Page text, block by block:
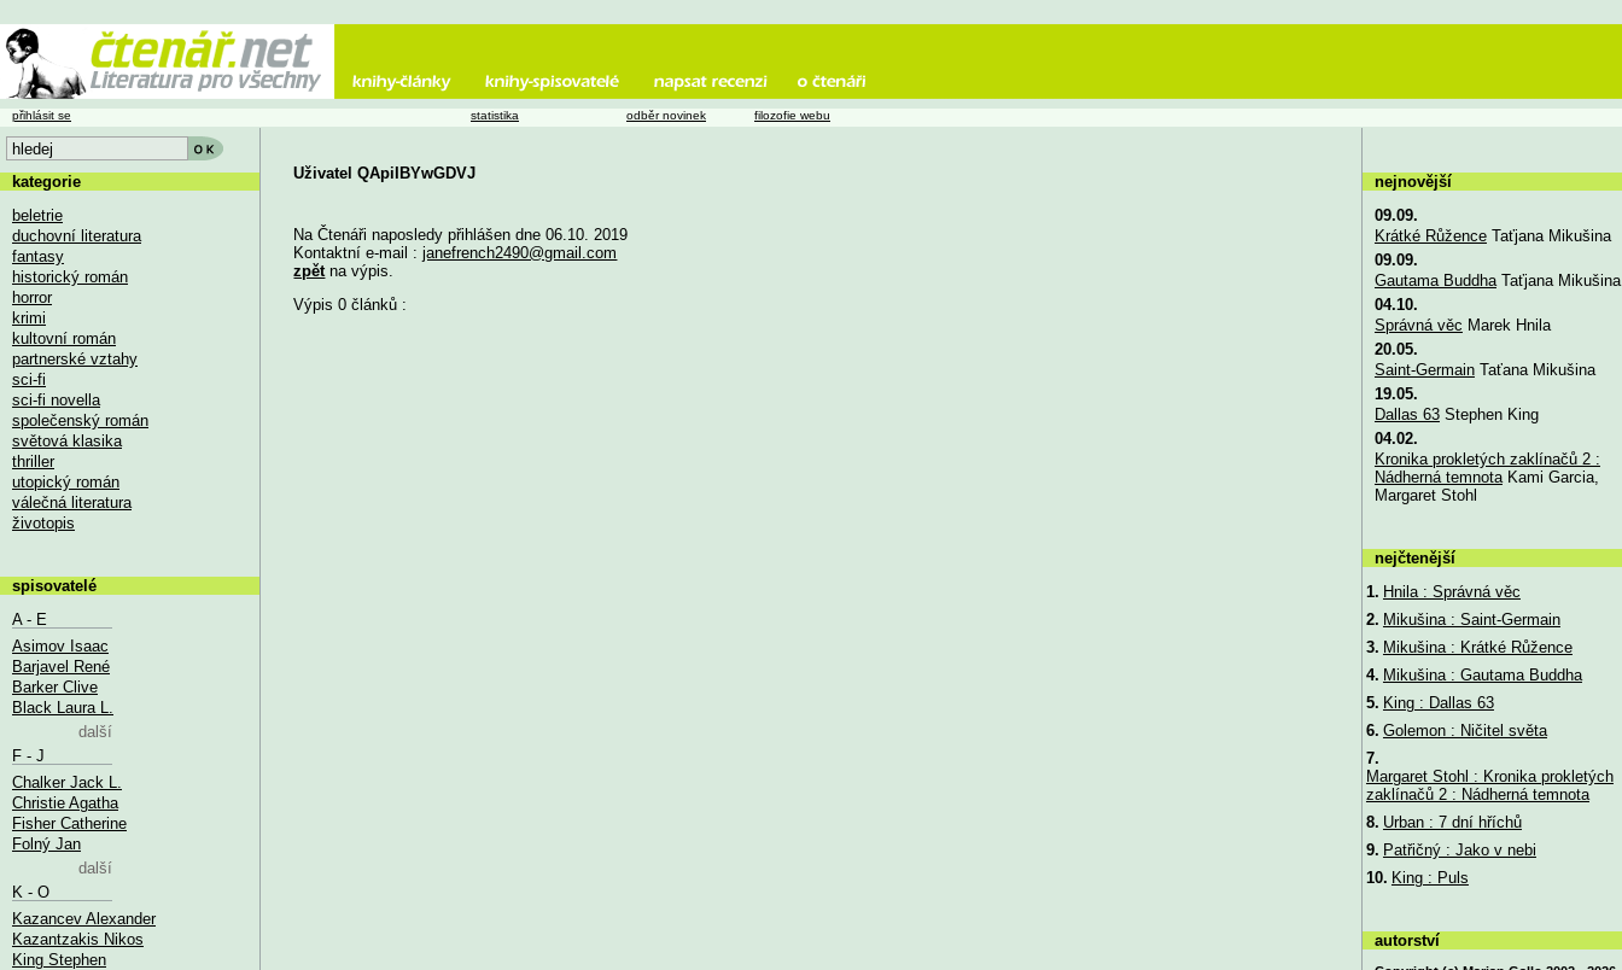
Uživatel QApiIBYwGDVJ
Na Čtenáři naposledy přihlášen dne 06.10. 2019
Kontaktní e-mail :janefrench2490@gmail.com
zpět na výpis.
Výpis 0 článků :
přihlásit se statistika odběr novinek filozofie webu
kategorie
beletrie
duchovní literatura
fantasy
historický román
horror
krimi
kultovní román
partnerské vztahy
sci-fi
sci-fi novella
společenský román
světová klasika
thriller
utopický román
válečná literatura
životopis
spisovatelé
A - E
Asimov Isaac
Barjavel René
Barker Clive
Black Laura L.
další
F - J
Chalker Jack L.
Christie Agatha
Fisher Catherine
Folný Jan
další
K - O
Kazancev Alexander
Kazantzakis Nikos
King Stephen
nejnovější
09.09.
Krátké RůženceTaťjana Mikušina
09.09.
Gautama BuddhaTaťjana Mikušina
04.10.
Správná věc Marek Hnila
20.05.
Saint-GermainTaťana Mikušina
19.05.
Dallas 63Stephen King
04.02.
Kronika prokletých zaklínačů 2 :
Nádherná temnotaKami Garcia,
Margaret Stohl
nejčtenější
1. Hnila : Správná věc
2. Mikušina : Saint-Germain
3. Mikušina : Krátké Růžence
4. Mikušina : Gautama Buddha
5. King : Dallas 63
6. Golemon : Ničitel světa
7.
Margaret Stohl : Kronika prokletých
zaklínačů 2 : Nádherná temnota
8. Urban : 7 dní hříchů
9. Patřičný : Jako v nebi
10. King : Puls
autorství